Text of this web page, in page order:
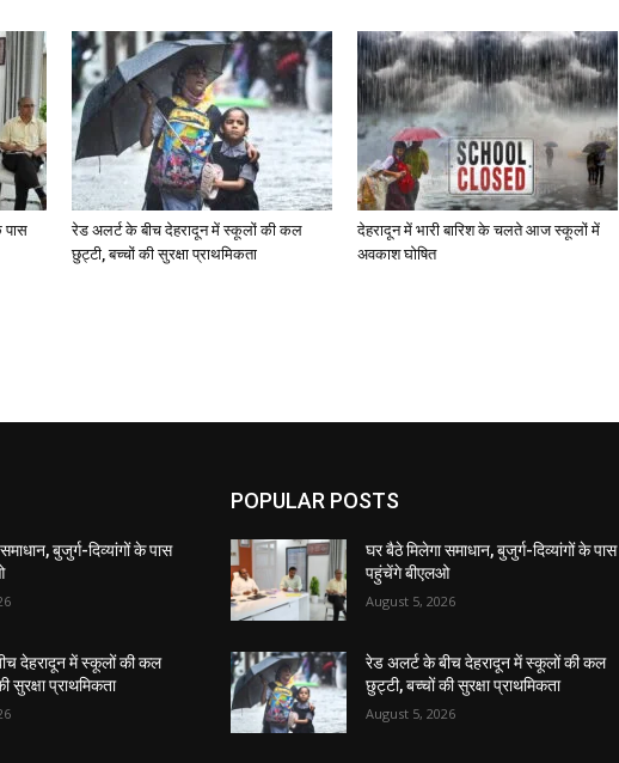
पास
रेड अलर्ट के बीच देहरादून में स्कूलों की कल
छुट्टी, बच्चों की सुरक्षा प्राथमिकता
देहरादून में भारी बारिश के चलते आज स्कूलों में
अवकाश घोषित
बुजुर्ग-दिव्यांगों के पास
देहरादून में स्कूलों की कल
सुरक्षा प्राथमिकता
POPULAR POSTS
घर बैठे मिलेगा समाधान, बुजुर्ग-दिव्यांगों के पास
पहुंचेंगे बीएलओ
August 5, 2026
रेड अलर्ट के बीच देहरादून में स्कूलों की कल
छुट्टी, बच्चों की सुरक्षा प्राथमिकता
August 5, 2026